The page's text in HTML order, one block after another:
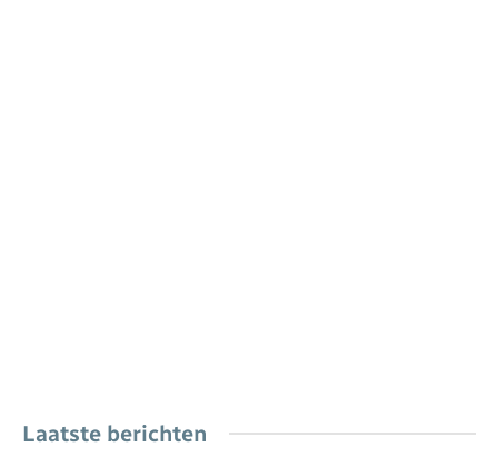
Laatste berichten